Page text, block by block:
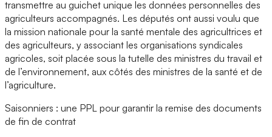
transmettre au guichet unique les données personnelles des
agriculteurs accompagnés. Les députés ont aussi voulu que
la mission nationale pour la santé mentale des agricultrices et
des agriculteurs, y associant les organisations syndicales
agricoles, soit placée sous la tutelle des ministres du travail et
de l’environnement, aux côtés des ministres de la santé et de
l’agriculture.
Saisonniers : une PPL pour garantir la remise des documents
de fin de contrat